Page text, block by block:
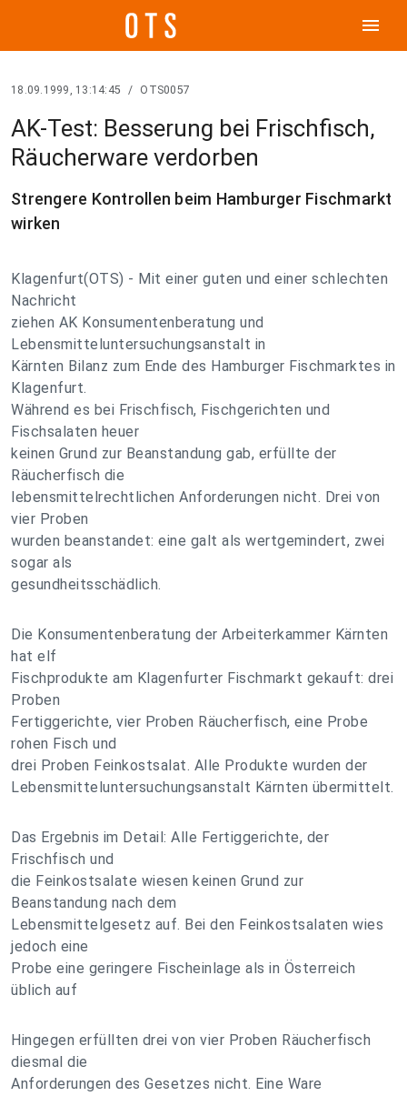
menu
18.09.1999, 13:14:45 / OTS0057
AK-Test: Besserung bei Frischfisch,
Räucherware verdorben
Strengere Kontrollen beim Hamburger Fischmarkt
wirken
Klagenfurt(OTS) - Mit einer guten und einer schlechten
Nachricht
ziehen AK Konsumentenberatung und
Lebensmitteluntersuchungsanstalt in
Kärnten Bilanz zum Ende des Hamburger Fischmarktes in
Klagenfurt.
Während es bei Frischfisch, Fischgerichten und
Fischsalaten heuer
keinen Grund zur Beanstandung gab, erfüllte der
Räucherfisch die
lebensmittelrechtlichen Anforderungen nicht. Drei von
vier Proben
wurden beanstandet: eine galt als wertgemindert, zwei
sogar als
gesundheitsschädlich.
Die Konsumentenberatung der Arbeiterkammer Kärnten
hat elf
Fischprodukte am Klagenfurter Fischmarkt gekauft: drei
Proben
Fertiggerichte, vier Proben Räucherfisch, eine Probe
rohen Fisch und
drei Proben Feinkostsalat. Alle Produkte wurden der
Lebensmitteluntersuchungsanstalt Kärnten übermittelt.
Das Ergebnis im Detail: Alle Fertiggerichte, der
Frischfisch und
die Feinkostsalate wiesen keinen Grund zur
Beanstandung nach dem
Lebensmittelgesetz auf. Bei den Feinkostsalaten wies
jedoch eine
Probe eine geringere Fischeinlage als in Österreich
üblich auf
Hingegen erfüllten drei von vier Proben Räucherfisch
diesmal die
Anforderungen des Gesetzes nicht. Eine Ware